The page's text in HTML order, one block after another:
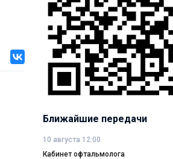
Ближайшие передачи
10 августа 12:00
Кабинет офтальмолога